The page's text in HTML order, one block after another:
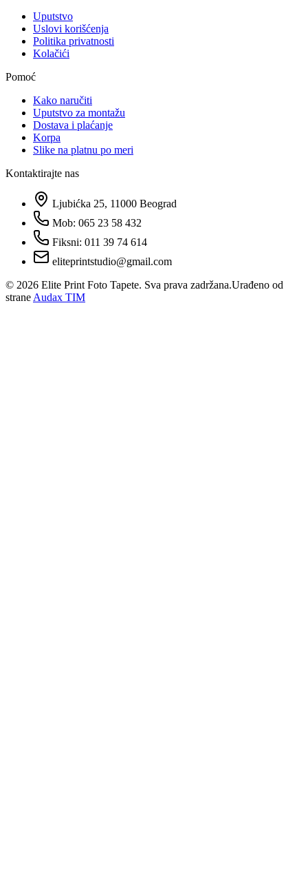
Uputstvo
Uslovi korišćenja
Politika privatnosti
Kolačići
Pomoć
Kako naručiti
Uputstvo za montažu
Dostava i plaćanje
Korpa
Slike na platnu po meri
Kontaktirajte nas
Ljubićka 25, 11000 Beograd
Mob: 065 23 58 432
Fiksni: 011 39 74 614
eliteprintstudio@gmail.com
© 2026 Elite Print Foto Tapete. Sva prava zadržana.Urađeno od
strane Audax TIM